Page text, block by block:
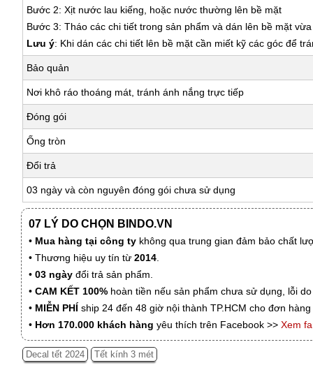
Bước 2: Xịt nước lau kiếng, hoặc nước thường lên bề mặt
Bước 3: Tháo các chi tiết trong sản phẩm và dán lên bề mặt
Lưu ý: Khi dán các chi tiết lên bề mặt cần miết kỹ các góc để
Bảo quản
Nơi khô ráo thoáng mát, tránh ánh nắng trực tiếp
Đóng gói
Ống tròn
Đổi trả
03 ngày và còn nguyên đóng gói chưa sử dụng
07 LÝ DO CHỌN BINDO.VN
• Mua hàng tại công ty không qua trung gian đảm bảo chất
• Thương hiệu uy tín từ 2014.
• 03 ngày đổi trả sản phẩm.
• CAM KẾT 100% hoàn tiền nếu sản phẩm chưa sử dụng, lỗi
• MIỄN PHÍ ship 24 đến 48 giờ nội thành TP.HCM cho đơn
• Hơn 170.000 khách hàng yêu thích trên Facebook >> Xem
Decal tết 2024 Tết kính 3 mét